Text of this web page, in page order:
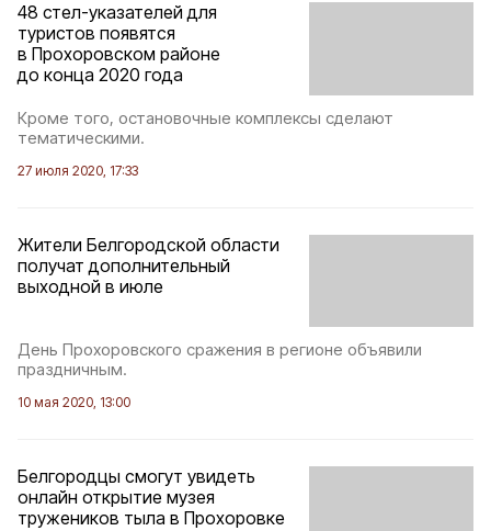
48 стел-указателей для
туристов появятся
в Прохоровском районе
до конца 2020 года
Кроме того, остановочные комплексы сделают
тематическими.
27 июля 2020, 17:33
Жители Белгородской области
получат дополнительный
выходной в июле
День Прохоровского сражения в регионе объявили
праздничным.
10 мая 2020, 13:00
Белгородцы смогут увидеть
онлайн открытие музея
тружеников тыла в Прохоровке